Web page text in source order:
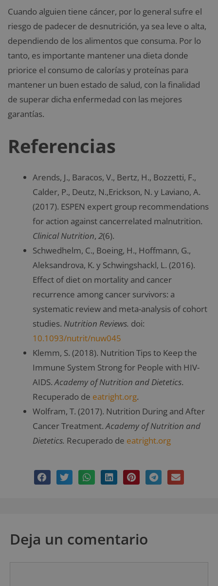
Cuando alguien tiene cáncer, por lo general sufre el
riesgo de padecer de desnutrición, ya sea leve o alta,
dependiendo de los alimentos que consuma. Por lo
tanto, es importante mantener una dieta donde
priorice el consumo de calorías y proteínas para
mantener un buen estado de salud, con la finalidad
de superar dicha enfermedad con las mejores
garantías.
Referencias
Arends, J., Baracos, V., Bertz, H., Bozzetti, F.,
Calder, P., Deutz, N.,Erickson, N. y Laviano, A.
(2017). ESPEN expert group recommendations
for action against cancerrelated malnutrition.
Clinical Nutrition, 2(6).
Schwedhelm, C., Boeing, H., Hoffmann, G.,
Aleksandrova, K. y Schwingshackl, L. (2016).
Effect of diet on mortality and cancer
recurrence among cancer survivors: a
systematic review and meta-analysis of cohort
studies. Nutrition Reviews. doi:
10.1093/nutrit/nuw045
Klemm, S. (2018). Nutrition Tips to Keep the
Immune System Strong for People with HIV-
AIDS. Academy of Nutrition and Dietetics.
Recuperado de eatright.org.
Wolfram, T. (2017). Nutrition During and After
Cancer Treatment. Academy of Nutrition and
Dietetics. Recuperado de eatright.org
Deja un comentario